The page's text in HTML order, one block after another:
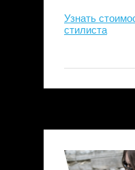
Узнать
стилиста